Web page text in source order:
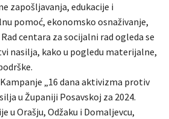
zapošljavanja, edukacije i
pomoć, ekonomsko osnaživanje,
centara za socijalni rad ogleda se
nasilja, kako u pogledu materijalne,
„16 dana aktivizma protiv
u Županiji Posavskoj za 2024.
u Orašju, Odžaku i Domaljevcu,